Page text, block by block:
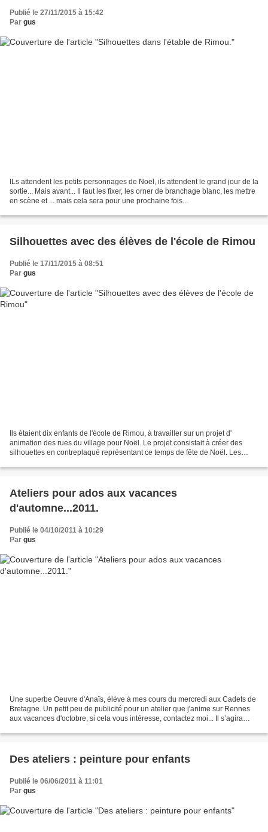
Publié le 27/11/2015 à 15:42
Par gus
ILs attendent les petits personnages de Noël, ils attendent le grand jour de la
sortie... Mais avant... Il faut les fixer, les orner de branchage blanc, les mettre
en scène et ... mais cela sera pour une prochaine fois...
Silhouettes avec des élèves de l'école de Rimou
Publié le 17/11/2015 à 08:51
Par gus
Ils étaient dix enfants de l'école de Rimou, à travailler sur un projet d'
animation des rues du village pour Noël. Le projet consistait à créer des
silhouettes en contreplaqué représentant ce temps de fête de Noël. Les
Ateliers pour ados aux vacances
d'automne...2011.
Publié le 04/10/2011 à 10:29
Par gus
Une superbe Oeuvre d'Anaïs, élève à mes cours du mercredi aux Cadets de
Bretagne. Un petit peu de publicité pour un atelier que j'anime sur Rennes
aux vacances d'octobre, si cela vous intéresse, contactez moi... Il s’agira
Des ateliers : peinture pour enfants
Publié le 06/06/2011 à 11:01
Par gus